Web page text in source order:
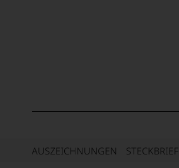
AUSZEICHNUNGEN STECKBRIEF